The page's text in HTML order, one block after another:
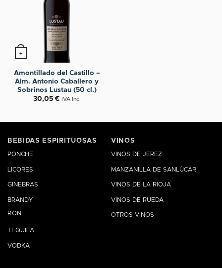
+
Amontillado del Castillo –
Alm. Antonio Caballero y
Sobrinos Lustau (50 cl.)
30,05€ IVA Inc.
BEBIDAS ESPIRITUOSAS
PONCHE
LICORES
GINEBRAS
BRANDY
RON
TEQUILA
VODKA
VINOS
VINOS DE JEREZ
MANZANILLA DE SANLÚCAR
VINOS DE LA RIOJA
VINOS DE RUEDA
OTROS VINOS